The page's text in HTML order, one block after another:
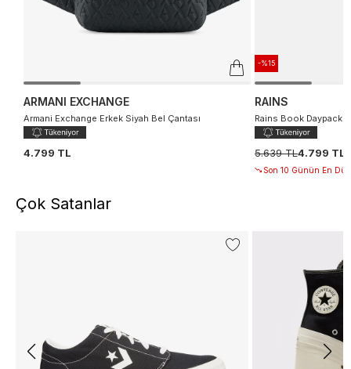
ARMANI EXCHANGE
Armani Exchange Erkek Siyah Bel Çantası
4.799 TL
-%15
RAINS
Rains Book Daypack
5.639 TL4.799 TL
Son 10 Günün En
Çok Satanlar